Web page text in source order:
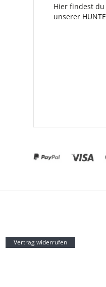
Hier findest
unserer
Vertrag widerrufen